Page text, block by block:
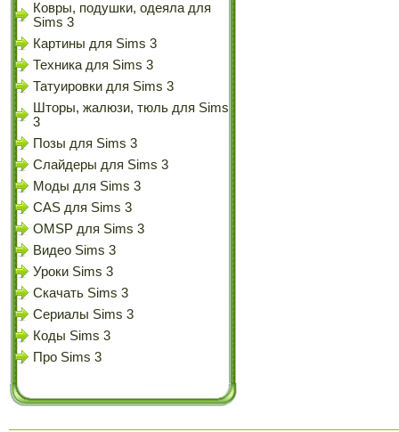
Ковры, подушки, одеяла для
Sims 3
Картины для Sims 3
Техника для Sims 3
Татуировки для Sims 3
Шторы, жалюзи, тюль для Sims
3
Позы для Sims 3
Слайдеры для Sims 3
Моды для Sims 3
CAS для Sims 3
OMSP для Sims 3
Видео Sims 3
Уроки Sims 3
Скачать Sims 3
Сериалы Sims 3
Коды Sims 3
Про Sims 3